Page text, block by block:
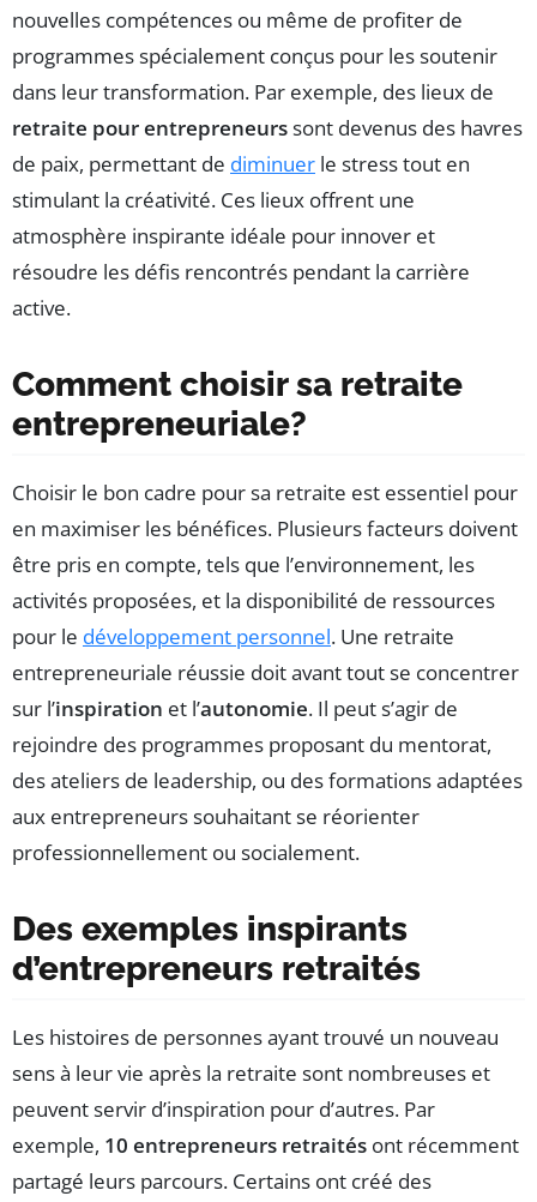
nouvelles compétences ou même de profiter de
programmes spécialement conçus pour les soutenir
dans leur transformation. Par exemple, des lieux de
retraite pour entrepreneurssont devenus des havres
de paix, permettant de diminuer le stress tout en
stimulant la créativité. Ces lieux offrent une
atmosphère inspirante idéale pour innover et
résoudre les défis rencontrés pendant la carrière
active.
Comment choisir sa retraite
entrepreneuriale?
Choisir le bon cadre pour sa retraite est essentiel pour
en maximiser les bénéfices. Plusieurs facteurs doivent
être pris en compte, tels que l’environnement, les
activités proposées, et la disponibilité de ressources
pour le développement personnel. Une retraite
entrepreneuriale réussie doit avant tout se concentrer
sur l’inspiration et l’autonomie. Il peut s’agir de
rejoindre des programmes proposant du mentorat,
des ateliers de leadership, ou des formations adaptées
aux entrepreneurs souhaitant se réorienter
professionnellement ou socialement.
Des exemples inspirants
d’entrepreneurs retraités
Les histoires de personnes ayant trouvé un nouveau
sens à leur vie après la retraite sont nombreuses et
peuvent servir d’inspiration pour d’autres. Par
exemple, 10 entrepreneurs retraités ont récemment
partagé leurs parcours. Certains ont créé des